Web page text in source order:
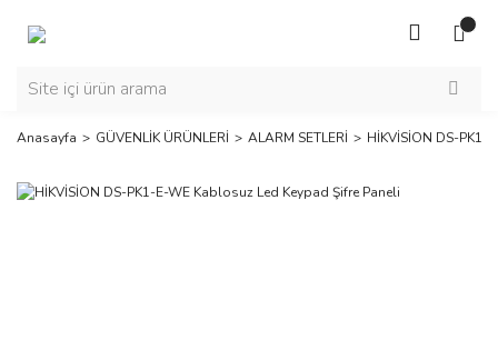
Anasayfa GÜVENLİK ÜRÜNLERİ ALARM SETLERİ HİKVİSİON DS-PK1-